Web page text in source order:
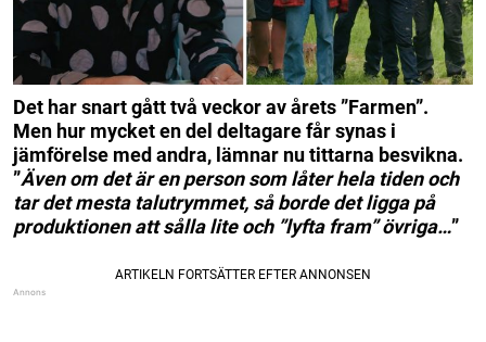
Det har snart gått två veckor av årets ”Farmen”.
Men hur mycket en del deltagare får synas i
jämförelse med andra, lämnar nu tittarna besvikna.
”Även om det är en person som låter hela tiden och
tar det mesta talutrymmet, så borde det ligga på
produktionen att sålla lite och ”lyfta fram” övriga…”